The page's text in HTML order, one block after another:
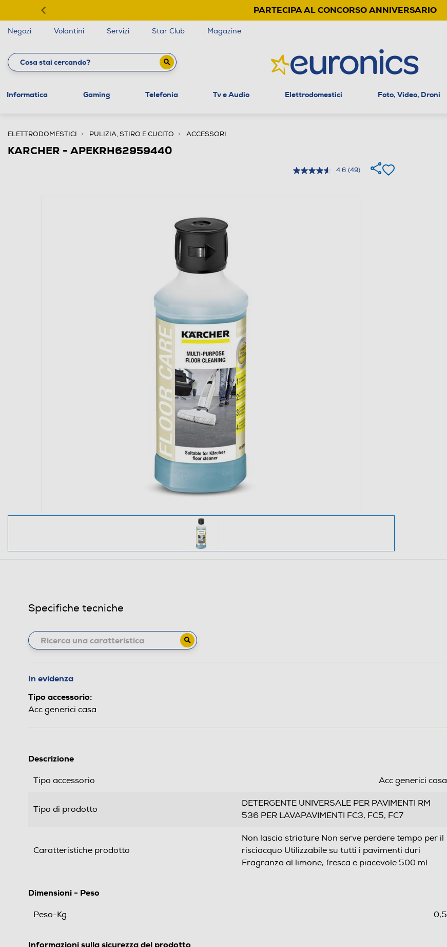
PARTECIPA AL CONCORSO ANNIVERSARIO
Negozi Volantini Servizi Star Club Magazine
Informatica Gaming Telefonia Tv e Audio Elettrodomestici Foto, Video, Droni
ELETTRODOMESTICI PULIZIA, STIRO E CUCITO ACCESSORI
KARCHER - APEKRH62959440
4.6 (49)
Specifiche tecniche
In evidenza
Tipo accessorio:
Acc generici casa
Descrizione
Tipo accessorio Acc generici casa
Tipo di prodotto
DETERGENTE UNIVERSALE PER PAVIMENTI RM
536 PER LAVAPAVIMENTI FC3, FC5, FC7
Caratteristiche prodotto
Non lascia striature Non serve perdere tempo per il
risciacquo Utilizzabile su tutti i pavimenti duri
Fragranza al limone, fresca e piacevole 500 ml
Dimensioni - Peso
Peso-Kg 0,5
Informazioni sulla sicurezza del prodotto